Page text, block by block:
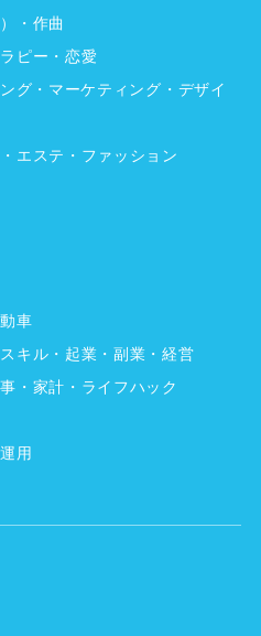
・作曲
ピー・恋愛
グ・マーケティング・デザイ
エステ・ファッション
車
キル・起業・副業・経営
・家計・ライフハック
用